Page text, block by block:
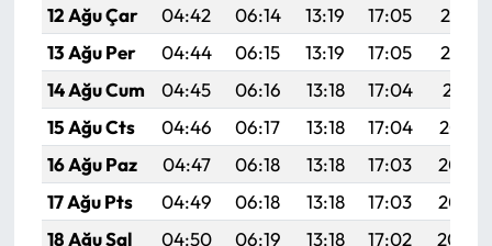
12 Ağu Çar
04:42 06:14 13:19 17:05
20:13
13 Ağu Per
04:44 06:15 13:19 17:05
20:12
14 Ağu Cum
04:45 06:16 13:18 17:04
20:11
15 Ağu Cts
04:46 06:17 13:18 17:04
20:10
16 Ağu Paz
04:47 06:18 13:18 17:03
20:08
17 Ağu Pts
04:49 06:18 13:18 17:03
20:07
18 Ağu Sal
04:50 06:19 13:18 17:02
20:06